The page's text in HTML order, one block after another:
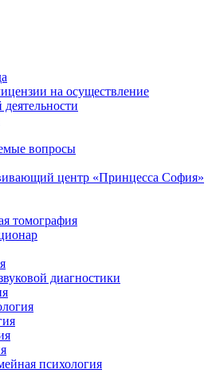
на осуществление
вопросы
центр «Принцесса София»
томография
диагностики
психология